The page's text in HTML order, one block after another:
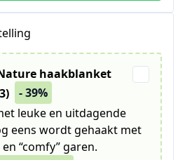
haakblanket
- 39%
leuke en uitdagende
eens wordt gehaakt met
“comfy” garen.